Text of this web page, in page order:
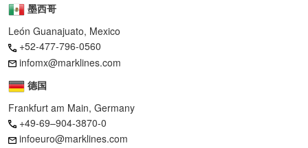
墨西哥
León Guanajuato, Mexico
+52-477-796-0560
infomx@marklines.com
德国
Frankfurt am Main, Germany
+49-69–904-3870-0
infoeuro@marklines.com